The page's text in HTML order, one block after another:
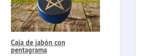
Caja de jabón con
pentagrama